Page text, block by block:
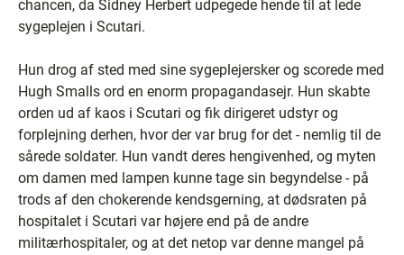
chancen, da Sidney Herbert udpegede hende til at lede
sygeplejen i Scutari.
Hun drog af sted med sine sygeplejersker og scorede med
Hugh Smalls ord en enorm propagandasejr. Hun skabte
orden ud af kaos i Scutari og fik dirigeret udstyr og
forplejning derhen, hvor der var brug for det - nemlig til de
sårede soldater. Hun vandt deres hengivenhed, og myten
om damen med lampen kunne tage sin begyndelse - på
trods af den chokerende kendsgerning, at dødsraten på
hospitalet i Scutari var højere end på de andre
militærhospitaler, og at det netop var denne mangel på